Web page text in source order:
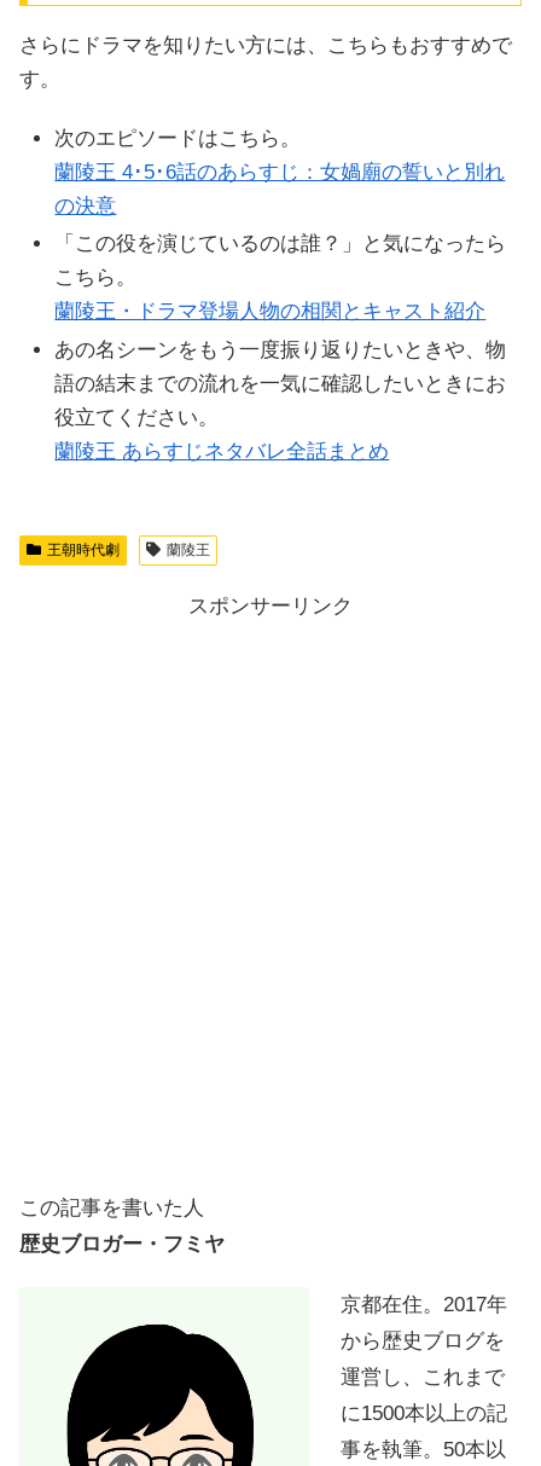
さらにドラマを知りたい方には、こちらもおすすめで
す。
次のエピソードはこちら。
蘭陵王 4･5･6話のあらすじ：女媧廟の誓いと別れ
の決意
「この役を演じているのは誰？」と気になったら
こちら。
蘭陵王・ドラマ登場人物の相関とキャスト紹介
あの名シーンをもう一度振り返りたいときや、物
語の結末までの流れを一気に確認したいときにお
役立てください。
蘭陵王 あらすじネタバレ全話まとめ
王朝時代劇 蘭陵王
スポンサーリンク
この記事を書いた人
歴史ブロガー・フミヤ
京都在住。2017年
から歴史ブログを
運営し、これまで
に1500本以上の記
事を執筆。50本以